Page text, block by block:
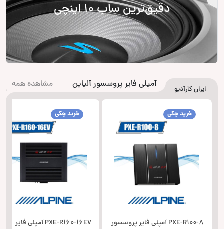
دقیق‌ترین ساب‌ 10 اینچی
ایران کارآدیو آمپلی فایر پروسسور آلپاین مشاهده همه
خرید چکی
PXE-R100-8 آمپلی فایر پروسسور
خرید چکی
PXE-R160-16EV آمپلی فایر